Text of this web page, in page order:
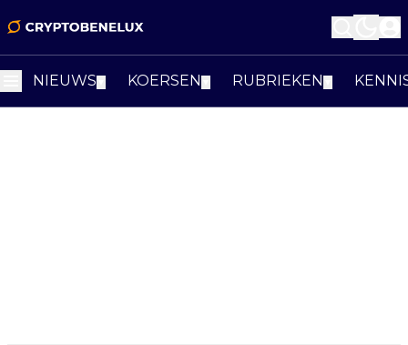
NIEUWS KOERSEN RUBRIEKEN